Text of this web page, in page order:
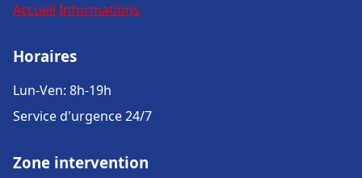
Accueil Informations
Horaires
Lun-Ven: 8h-19h
Service d'urgence 24/7
Zone intervention